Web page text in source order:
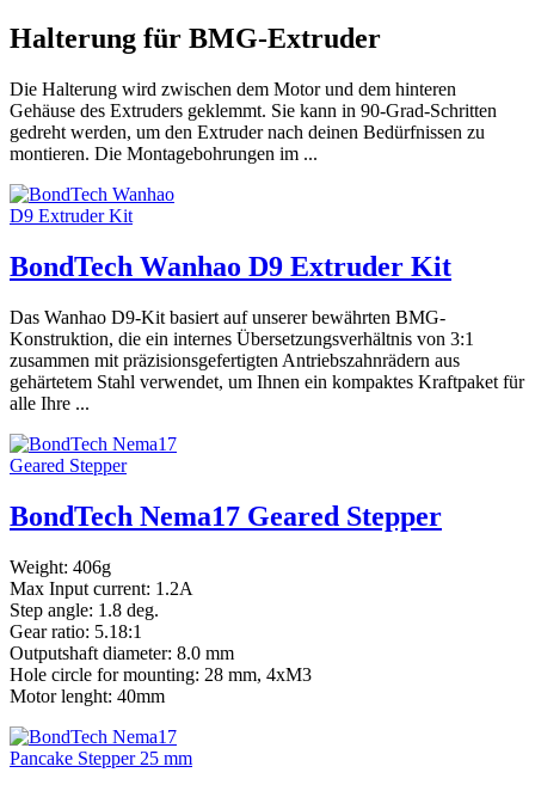
Halterung für BMG-Extruder
Die Halterung wird zwischen dem Motor und dem hinteren
Gehäuse des Extruders geklemmt. Sie kann in 90-Grad-Schritten
gedreht werden, um den Extruder nach deinen Bedürfnissen zu
montieren. Die Montagebohrungen im ...
BondTech Wanhao D9 Extruder Kit
Das Wanhao D9-Kit basiert auf unserer bewährten BMG-
Konstruktion, die ein internes Übersetzungsverhältnis von 3:1
zusammen mit präzisionsgefertigten Antriebszahnrädern aus
gehärtetem Stahl verwendet, um Ihnen ein kompaktes Kraftpaket für
alle Ihre ...
BondTech Nema17 Geared Stepper
Weight: 406g
Max Input current: 1.2A
Step angle: 1.8 deg.
Gear ratio: 5.18:1
Outputshaft diameter: 8.0 mm
Hole circle for mounting: 28 mm, 4xM3
Motor lenght: 40mm